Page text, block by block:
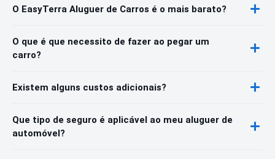
O EasyTerra Aluguer de Carros é o mais barato?
O que é que necessito de fazer ao pegar um
carro?
Existem alguns custos adicionais?
Que tipo de seguro é aplicável ao meu aluguer de
automóvel?